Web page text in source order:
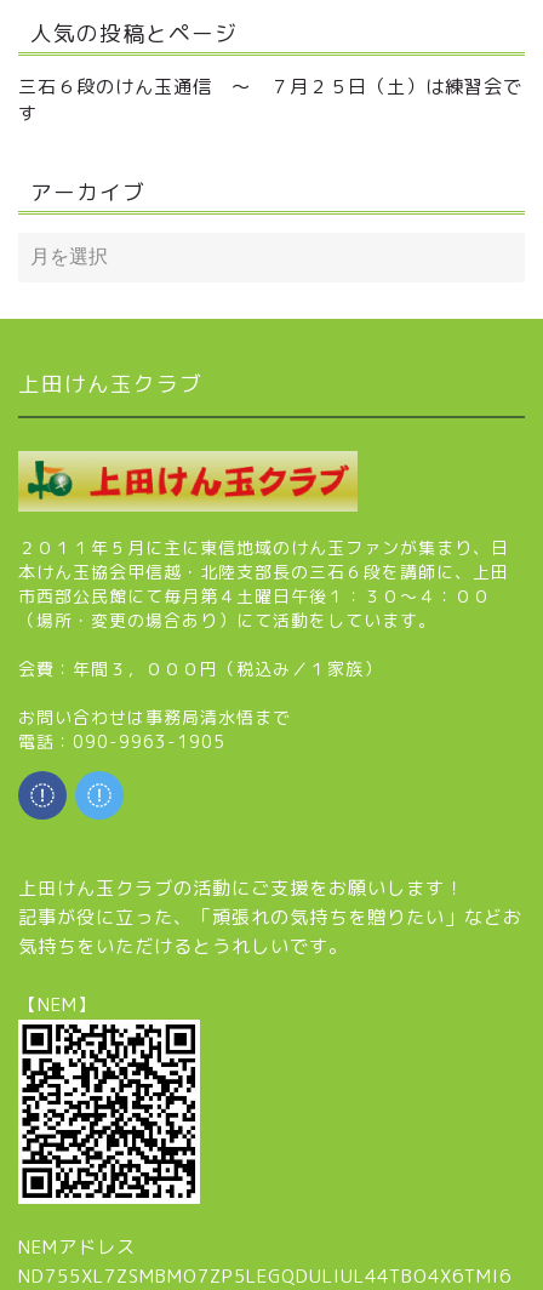
人気の投稿とページ
三石６段のけん玉通信 ～ ７月２５日（土）は練習会で
す
アーカイブ
上田けん玉クラブ
２０１１年５月に主に東信地域のけん玉ファンが集まり、日
本けん玉協会甲信越・北陸支部長の三石６段を講師に、上田
市西部公民館にて毎月第４土曜日午後１：３０～４：００
（場所・変更の場合あり）にて活動をしています。
会費：年間３，０００円（税込み／１家族）
お問い合わせは事務局清水悟まで
電話：090-9963-1905
上田けん玉クラブの活動にご支援をお願いします！
記事が役に立った、「頑張れの気持ちを贈りたい」などお
気持ちをいただけるとうれしいです。
【NEM】
NEMアドレス
ND755XL7ZSMBMO7ZP5LEGQDULIUL44TBO4X6TMI6